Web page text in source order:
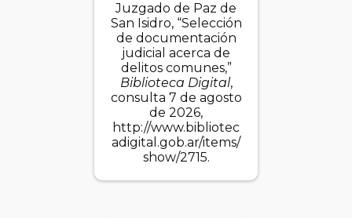
Juzgado de Paz de
San Isidro, “Selección
de documentación
judicial acerca de
delitos comunes,”
Biblioteca Digital,
consulta 7 de agosto
de 2026,
http://www.bibliotec
adigital.gob.ar/items/
show/2715.